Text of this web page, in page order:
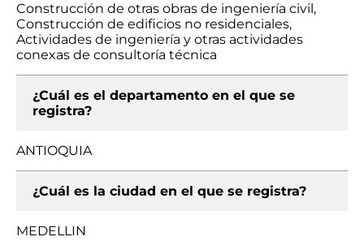
Construcción de otras obras de ingeniería civil,
Construcción de edificios no residenciales,
Actividades de ingeniería y otras actividades
conexas de consultoría técnica
¿Cuál es el departamento en el que se
registra?
ANTIOQUIA
¿Cuál es la ciudad en el que se registra?
MEDELLIN